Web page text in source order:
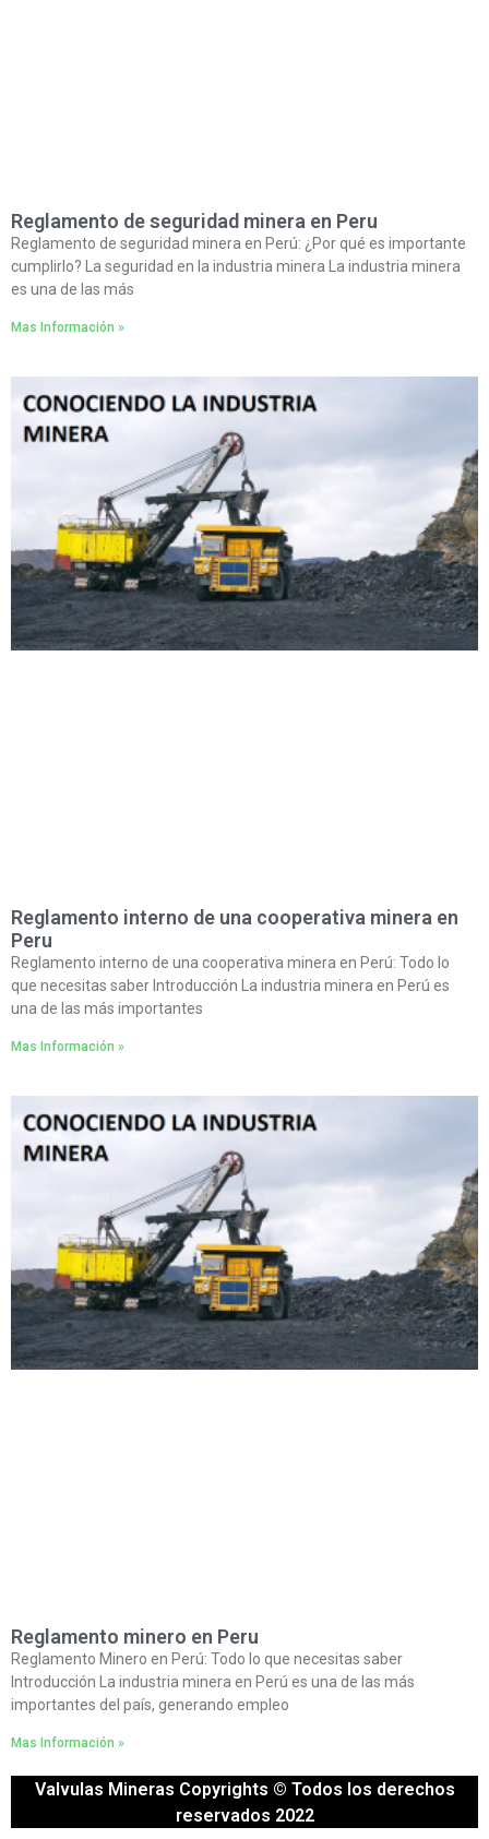
Reglamento de seguridad minera en Peru
Reglamento de seguridad minera en Perú: ¿Por qué es importante
cumplirlo? La seguridad en la industria minera La industria minera
es una de las más
Mas Información »
Reglamento interno de una cooperativa minera en
Peru
Reglamento interno de una cooperativa minera en Perú: Todo lo
que necesitas saber Introducción La industria minera en Perú es
una de las más importantes
Mas Información »
Reglamento minero en Peru
Reglamento Minero en Perú: Todo lo que necesitas saber
Introducción La industria minera en Perú es una de las más
importantes del país, generando empleo
Mas Información »
Valvulas Mineras Copyrights © Todos los derechos
reservados 2022